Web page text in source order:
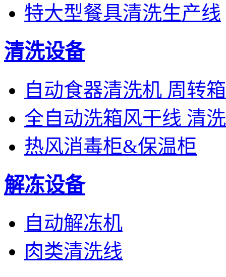
特大型餐具清洗生产线
清洗设备
自动食器清洗机 周转
全自动洗箱风干线 清
热风消毒柜&保温柜
解冻设备
自动解冻机
肉类清洗线